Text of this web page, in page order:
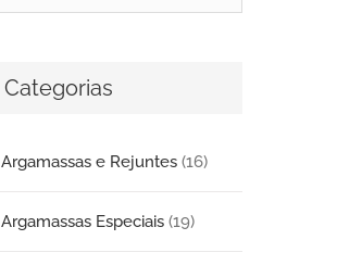
Categorias
Argamassas e Rejuntes (16)
Argamassas Especiais (19)